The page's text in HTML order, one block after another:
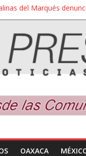
del Marqués
las aulas tras amparo
a los autores
parque eólico
Oyamel
OAXACA